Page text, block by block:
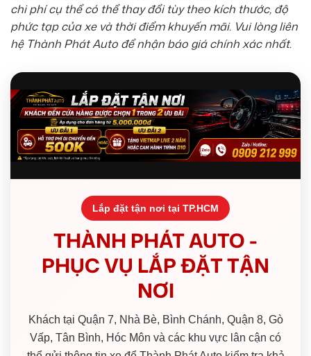
chi phí cụ thể có thể thay đổi tùy theo kích thước, độ
phức tạp của xe và thời điểm khuyến mãi. Vui lòng liên
hệ Thành Phát Auto để nhận báo giá chính xác nhất.
Lắp đặt tận nơi tại TP.HCM
THÀNH PHÁT AUTO -
PHỤC VỤ LẮP ĐẶT TẬN
NƠI
Khách tại Quận 7, Nhà Bè, Bình Chánh, Quận 8, Gò
Vấp, Tân Bình, Hóc Môn và các khu vực lân cận có